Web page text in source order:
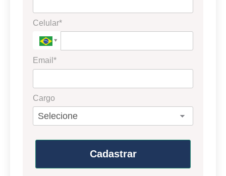
Celular*
Email*
Cargo
Cadastrar